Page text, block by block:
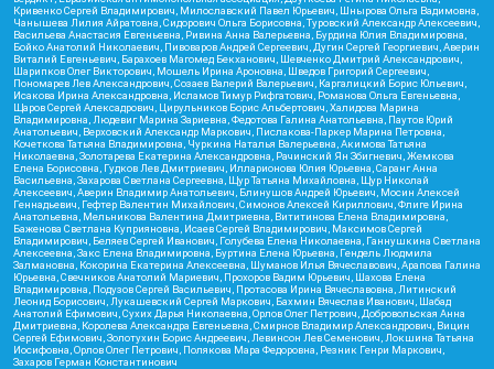
Кривенко Сергей Владимирович, Милославский Павел Юрьевич, Шнырова Ольга Вадимовна,
Чанышева Лилия Айратовна, Сидорович Ольга Борисовна, Туровский Александр Алексеевич,
Васильева Анастасия Евгеньевна, Ривина Анна Валерьевна, Бурдина Юлия Владимировна,
Бойко Анатолий Николаевич, Пивоваров Андрей Сергеевич, Дугин Сергей Георгиевич, Аверин
Виталий Евгеньевич, Барахоев Магомед Бекханович, Шевченко Дмитрий Александрович,
Шарипков Олег Викторович, Мошель Ирина Ароновна, Шведов Григорий Сергеевич,
Пономарев Лев Александрович, Созаев Валерий Валерьевич, Каргалицкий Борис Юльевич,
Исакова Ирина Александровна, Исламов Тимур Рифгатович, Романова Ольга Евгеньевна,
Щаров Сергей Алексадрович, Цирульников Борис Альбертович, Халидова Марина
Владимировна, Людевиг Марина Зариевна, Федотова Галина Анатольевна, Паутов Юрий
Анатольевич, Верховский Александр Маркович, Пислакова-Паркер Марина Петровна,
Кочеткова Татьяна Владимировна, Чуркина Наталья Валерьевна, Акимова Татьяна
Николаевна, Золотарева Екатерина Александровна, Рачинский Ян Збигневич, Жемкова
Елена Борисовна, Гудков Лев Дмитриевич, Илларионова Юлия Юрьевна, Саранг Анна
Васильевна, Захарова Светлана Сергеевна, Щур Татьяна Михайловна, Щур Николай
Алексеевич, Аверин Владимир Анатольевич, Блинушов Андрей Юрьевич, Мосин Алексей
Геннадьевич, Гефтер Валентин Михайлович, Симонов Алексей Кириллович, Флиге Ирина
Анатольевна, Мельникова Валентина Дмитриевна, Вититинова Елена Владимировна,
Баженова Светлана Куприяновна, Исаев Сергей Владимирович, Максимов Сергей
Владимирович, Беляев Сергей Иванович, Голубева Елена Николаевна, Ганнушкина Светлана
Алексеевна, Закс Елена Владимировна, Буртина Елена Юрьевна, Гендель Людмила
Залмановна, Кокорина Екатерина Алексеевна, Шуманов Илья Вячеславович, Арапова Галина
Юрьевна, Свечников Анатолий Мариевич, Прохоров Вадим Юрьевич, Шахова Елена
Владимировна, Подузов Сергей Васильевич, Протасова Ирина Вячеславовна, Литинский
Леонид Борисович, Лукашевский Сергей Маркович, Бахмин Вячеслав Иванович, Шабад
Анатолий Ефимович, Сухих Дарья Николаевна, Орлов Олег Петрович, Добровольская Анна
Дмитриевна, Королева Александра Евгеньевна, Смирнов Владимир Александрович, Вицин
Сергей Ефимович, Золотухин Борис Андреевич, Левинсон Лев Семенович, Локшина Татьяна
Иосифовна, Орлов Олег Петрович, Полякова Мара Федоровна, Резник Генри Маркович,
Захаров Герман Константинович